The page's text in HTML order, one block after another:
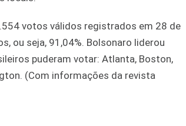
votos válidos registrados em 28 de
ou seja, 91,04%. Bolsonaro liderou
puderam votar: Atlanta, Boston,
(Com informações da revista